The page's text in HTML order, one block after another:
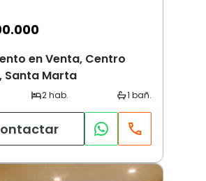
en Venta, Centro
Santa Marta